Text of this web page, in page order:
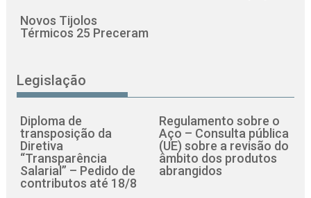
Novos Tijolos
Térmicos 25 Preceram
Legislação
Diploma de
transposição da
Diretiva
“Transparência
Salarial” – Pedido de
contributos até 18/8
Regulamento sobre o
Aço – Consulta pública
(UE) sobre a revisão do
âmbito dos produtos
abrangidos